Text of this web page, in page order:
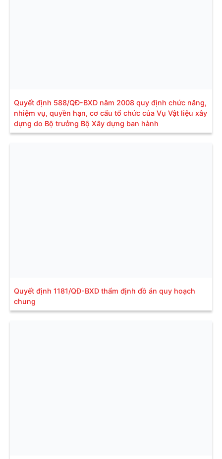
Quyết định 588/QĐ-BXD năm 2008 quy định chức năng,
nhiệm vụ, quyền hạn, cơ cấu tổ chức của Vụ Vật liệu xây
dựng do Bộ trưởng Bộ Xây dựng ban hành
Quyết định 1181/QĐ-BXD thẩm định đồ án quy hoạch
chung